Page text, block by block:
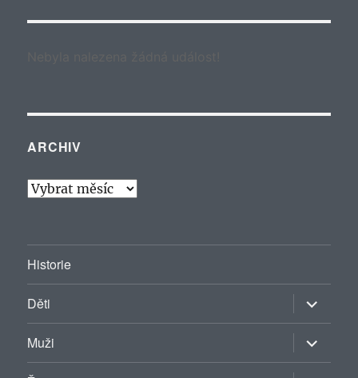
ARCHIV
Archiv
Historie
Děti Zobrazit
položky
Muži
Zobrazit
položky